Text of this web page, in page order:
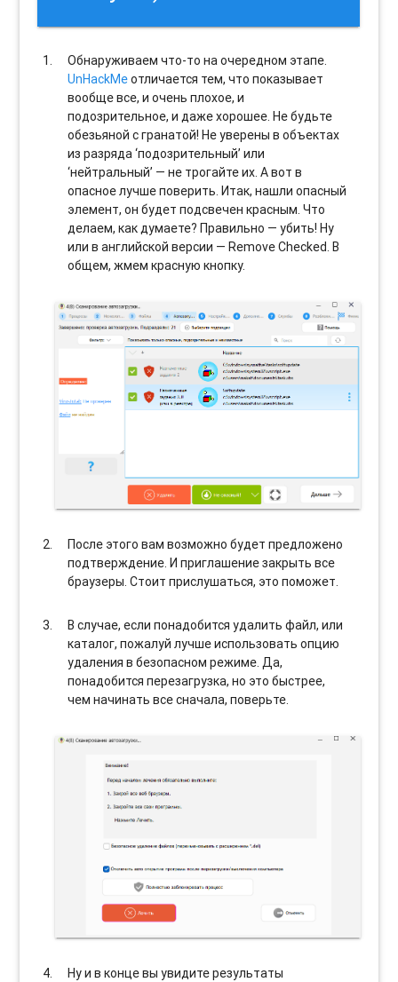
Обнаруживаем что-то на очередном этапе.
UnHackMeотличается тем, что показывает
вообще все, и очень плохое, и
подозрительное, и даже хорошее. Не будьте
обезьяной с гранатой! Не уверены в объектах
из разряда ‘подозрительный’ или
‘нейтральный’ — не трогайте их. А вот в
опасное лучше поверить. Итак, нашли опасный
элемент, он будет подсвечен красным. Что
делаем, как думаете? Правильно — убить! Ну
или в английской версии — Remove Checked. В
общем, жмем красную кнопку.
После этого вам возможно будет предложено
подтверждение. И приглашение закрыть все
браузеры. Стоит прислушаться, это поможет.
В случае, если понадобится удалить файл, или
каталог, пожалуй лучше использовать опцию
удаления в безопасном режиме. Да,
понадобится перезагрузка, но это быстрее,
чем начинать все сначала, поверьте.
Ну и в конце вы увидите результаты